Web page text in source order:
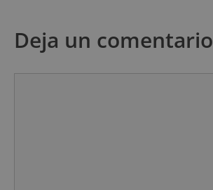
Deja un comentario